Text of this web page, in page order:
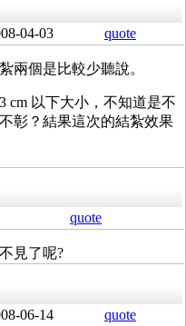
04-03 quote
兩個是比較少聽說。
cm 以下大小，不知道是不
彰？結果這次的結紮效果
quote
見了呢?
06-14 quote